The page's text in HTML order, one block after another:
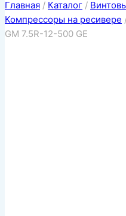
Главная / Каталог /
Компрессоры на ресивере
GM 7.5R-12-500 GE